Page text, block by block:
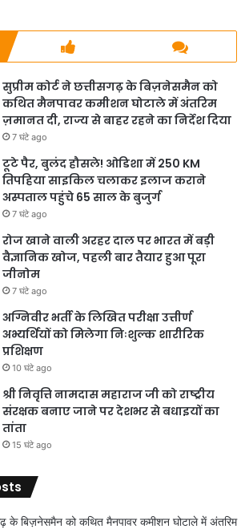
सुप्रीम कोर्ट ने छत्तीसगढ़ के बिज़नेसमैन को
कथित मैनपावर कमीशन घोटाले में अंतरिम
ज़मानत दी, राज्य से बाहर रहने का निर्देश दिया
7 घंटे ago
टूटे पैर, बुलंद हौसले! ओडिशा में 250 KM
तिपहिया साइकिल चलाकर इलाज कराने
अस्पताल पहुंचे 65 साल के बुजुर्ग
7 घंटे ago
रोज खाने वाली अरहर दाल पर भारत में बड़ी
वैज्ञानिक खोज, पहली बार तैयार हुआ पूरा
जीनोम
7 घंटे ago
अग्निवीर भर्ती के लिखित परीक्षा उत्तीर्ण
अभ्यर्थियों को मिलेगा निःशुल्क शारीरिक
प्रशिक्षण
10 घंटे ago
श्री निवृत्ति नामदास महाराज जी को राष्ट्रीय
संरक्षक बनाए जाने पर देशभर से बधाइयों का
तांता
15 घंटे ago
के बिज़नेसमैन को कथित मैनपावर कमीशन घोटाले में अंतरिम